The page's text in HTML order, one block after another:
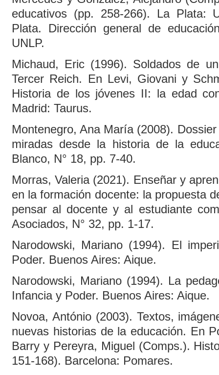
educativos (pp. 258-266). La Plata:
Plata. Dirección general de
UNLP.
Michaud, Eric (1996). Soldados de
Tercer Reich. En Levi, Giovani y
Historia de los jóvenes II: la edad
Madrid: Taurus.
Montenegro, Ana María (2008).
miradas desde la historia de la
Blanco, N° 18, pp. 7-40.
Morras, Valeria (2021). Enseñar y
en la formación docente: la propuesta
pensar al docente y al estudiante
Asociados, N° 32, pp. 1-17.
Narodowski, Mariano (1994). El
Poder. Buenos Aires: Aique.
Narodowski, Mariano (1994). La
Infancia y Poder. Buenos Aires: Aique.
Novoa, António (2003). Textos,
nuevas historias de la educación. En
Barry y Pereyra, Miguel (Comps.).
151-168). Barcelona: Pomares.